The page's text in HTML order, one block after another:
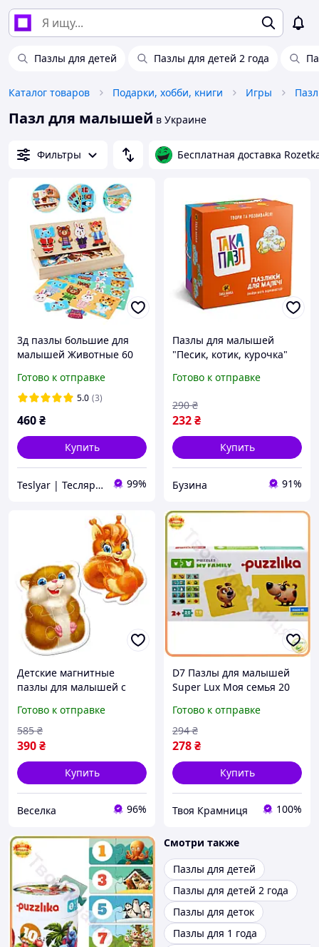
Пазлы для детей Пазлы для детей 2 года
Каталог товаров Подарки, хобби, книги Игры
Пазл для малышей в Украине
Фильтры Бесплатная доставка
3д пазлы большие для
малышей Животные 60
4,5х30х13 см
Разноцветные
Готово к отправке
5.0 (3)
460₴
Купить
Teslyar | Тесляр | Всё для дома | Подарки | Опт 99%
Пазлы для малышей
"Песик, котик, курочка"
элементов buzyna
Готово к отправке
232₴
290 ₴
Купить
Бузина 91%
Детские магнитные
пазлы для малышей с
штук развивающие игру
с персонажами FLAME
Готово к отправке
390₴
585 ₴
Купить
Веселка 96%
D7 Пазлы для малышей
Super Lux Моя семья 20
развивающие игры для
детей от 3 лет пазлы
MOD58L
Готово к отправке
278₴
294 ₴
Купить
Твоя Крамниця 100%
Смотри также
Пазлы для детей
Пазлы для детей 2 года
Пазлы для деток
Пазлы для 1 года